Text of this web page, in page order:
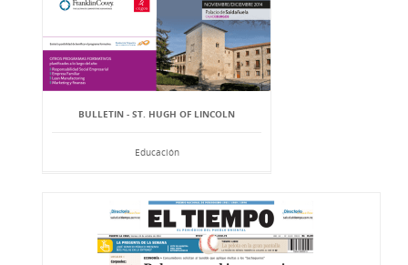
BULLETIN - ST. HUGH OF LINCOLN
Educación